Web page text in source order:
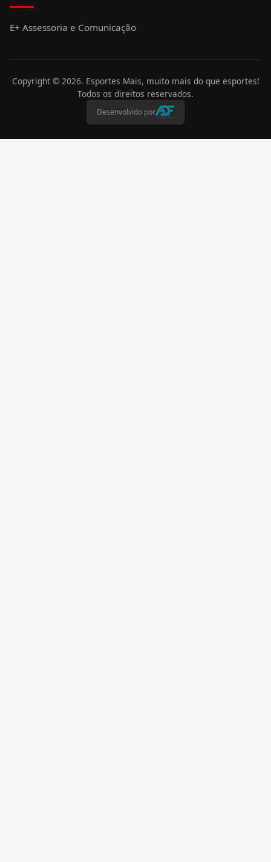
E+ Assessoria e Comunicação
Copyright © 2026. Esportes Mais, muito mais do que esportes!
Todos os direitos reservados.
Desenvolvido por